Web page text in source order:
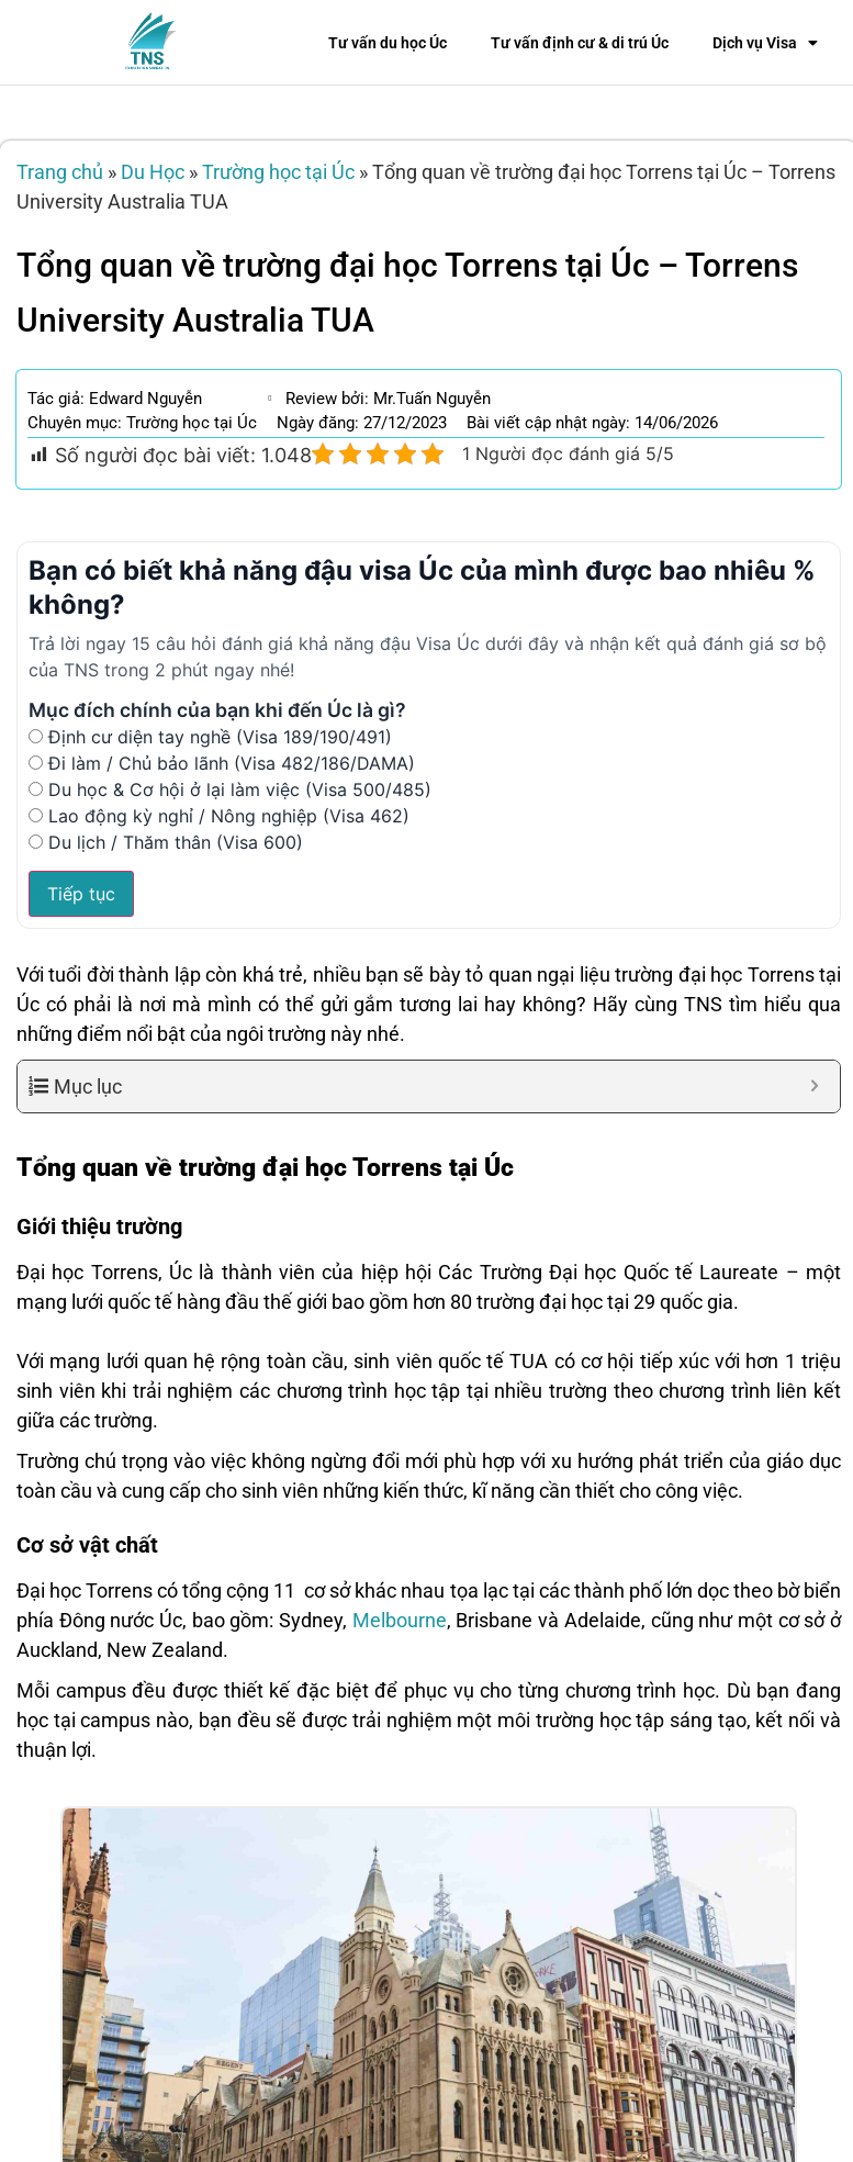
Tư vấn du học Úc Tư vấn định cư & di trú Úc Dịch vụ Visa
Trang chủ » Du Học »Trường học tại Úc »Tổng quan về trường đại học Torrens tại Úc – Torrens
University Australia TUA
Tổng quan về trường đại học Torrens tại Úc – Torrens
University Australia TUA
Tác giả: Edward Nguyễn
Review bởi: Mr.Tuấn Nguyễn
Chuyên mục: Trường học tại Úc Ngày đăng: 27/12/2023 Bài viết cập nhật ngày: 14/06/2026
Số người đọc bài viết: 1.048 1 Người đọc đánh giá 5/5
Bạn có biết khả năng đậu visa Úc của mình được bao nhiêu %
không?
Trả lời ngay 15 câu hỏi đánh giá khả năng đậu Visa Úc dưới đây và nhận kết quả đánh giá sơ bộ
của TNS trong 2 phút ngay nhé!
Mục đích chính của bạn khi đến Úc là gì?
Định cư diện tay nghề (Visa 189/190/491)
Đi làm / Chủ bảo lãnh (Visa 482/186/DAMA)
Du học & Cơ hội ở lại làm việc (Visa 500/485)
Lao động kỳ nghỉ / Nông nghiệp (Visa 462)
Du lịch / Thăm thân (Visa 600)
Tiếp tục
Với tuổi đời thành lập còn khá trẻ, nhiều bạn sẽ bày tỏ quan ngại liệu trường đại học Torrens tại
Úc có phải là nơi mà mình có thể gửi gắm tương lai hay không? Hãy cùng TNS tìm hiểu qua
những điểm nổi bật của ngôi trường này nhé.
Mục lục
Tổng quan về trường đại học Torrens tại Úc
Giới thiệu trường
Đại học Torrens, Úc là thành viên của hiệp hội Các Trường Đại học Quốc tế Laureate – một
mạng lưới quốc tế hàng đầu thế giới bao gồm hơn 80 trường đại học tại 29 quốc gia.
Với mạng lưới quan hệ rộng toàn cầu, sinh viên quốc tế TUA có cơ hội tiếp xúc với hơn 1 triệu
sinh viên khi trải nghiệm các chương trình học tập tại nhiều trường theo chương trình liên kết
giữa các trường.
Trường chú trọng vào việc không ngừng đổi mới phù hợp với xu hướng phát triển của giáo dục
toàn cầu và cung cấp cho sinh viên những kiến thức, kĩ năng cần thiết cho công việc.
Cơ sở vật chất
Đại học Torrens có tổng cộng 11 cơ sở khác nhau tọa lạc tại các thành phố lớn dọc theo bờ biển
phía Đông nước Úc, bao gồm: Sydney, Melbourne, Brisbane và Adelaide, cũng như một cơ sở ở
Auckland, New Zealand.
Mỗi campus đều được thiết kế đặc biệt để phục vụ cho từng chương trình học. Dù bạn đang
học tại campus nào, bạn đều sẽ được trải nghiệm một môi trường học tập sáng tạo, kết nối và
thuận lợi.